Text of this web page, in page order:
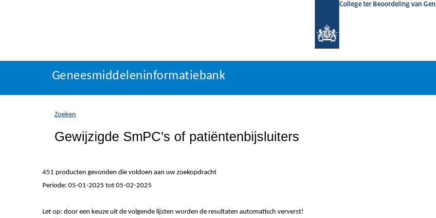
College ter Beoordeling van
Geneesmiddeleninformatiebank
U
zich
hier:
Geneesmiddeleninformatiebank
Zoeken
Gewijzigde SmPC's of patiëntenbijsluiters
451 producten gevonden die voldoen aan uw zoekopdracht
Periode: 05-01-2025 tot 05-02-2025
Let op: door een keuze uit de volgende lijsten worden de resultaten automatisch ververst!